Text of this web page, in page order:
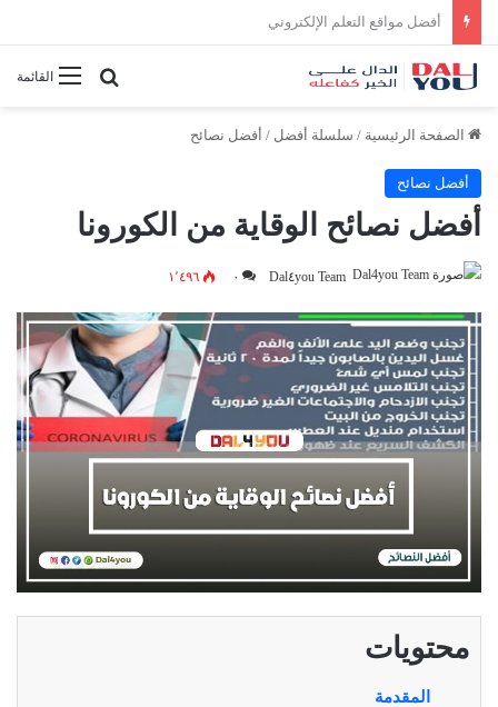
أفضل النصائح لإدارة الوقت بفعالية
القائمةبحث عن
الصفحة الرئيسية / سلسلة أفضل / أفضل نصائح
أفضل نصائح
أفضل نصائح الوقاية من الكورونا
Dal٤you Team ٠ ١٬٤٩٦
محتويات
المقدمة